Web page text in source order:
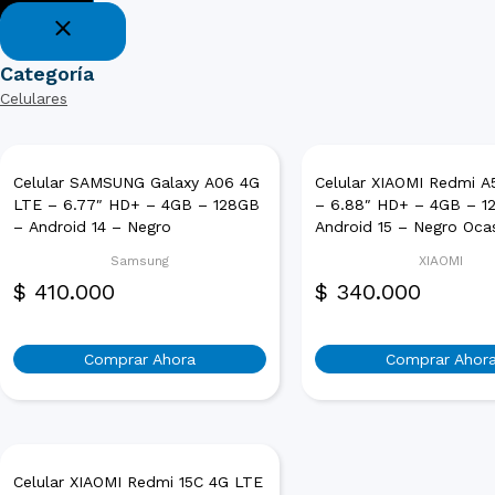
Categoría
Celulares
Celular SAMSUNG Galaxy A06 4G
LTE – 6.77″ HD+ – 4GB – 128GB
– Android 14 – Negro
Samsung
$ 410.000
Comprar Ahora
Celular XIAOMI Redmi
– 6.88″ HD+ – 4GB –
Android 15 – Negro
XIAOMI
$ 340.000
Comprar
Celular XIAOMI Redmi 15C 4G LTE